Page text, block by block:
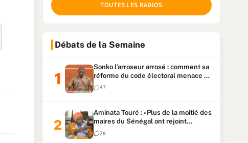
TOUTES LES RADIOS
Débats de la Semaine
Sonko l’arroseur arrosé : comment sa
réforme du code électoral menace sa
candidature
47
Aminata Touré : «Plus de la moitié des
maires du Sénégal ont rejoint
Kiiraay»
28